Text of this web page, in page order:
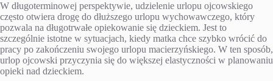
W długoterminowej perspektywie, udzielenie urlopu ojcowskiego
często otwiera drogę do dłuższego urlopu wychowawczego, który
pozwala na długotrwałe opiekowanie się dzieckiem. Jest to
szczególnie istotne w sytuacjach, kiedy matka chce szybko wrócić do
pracy po zakończeniu swojego urlopu macierzyńskiego. W ten sposób,
urlop ojcowski przyczynia się do większej elastyczności w planowaniu
opieki nad dzieckiem.